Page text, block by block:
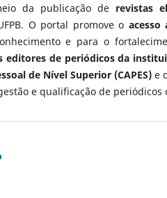
da publicação de revistas
O portal promove o acesso
e para o
de periódicos da
de Nível Superior (CAPES)e
e qualificação de periódicos